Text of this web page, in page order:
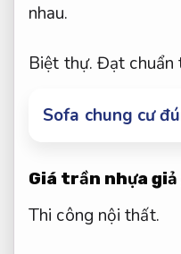
nhau.
Biệt thự. Đạt chuẩn
Sofa chung cư
Giá trần nhựa giả
Thi công nội thất.